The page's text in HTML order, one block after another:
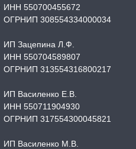
ИНН 550700455672
ОГРНИП 308554334000034
ИП Зацепина Л.Ф.
ИНН 550704589807
ОГРНИП 313554316800217
ИП Василенко Е.В.
ИНН 550711904930
ОГРНИП 317554300045821
ИП Василенко М.В.